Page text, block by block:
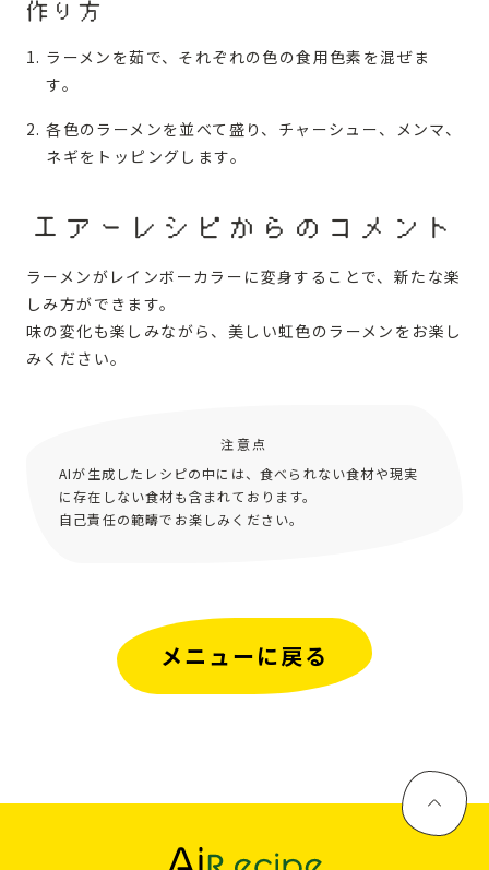
作り方
ラーメンを茹で、それぞれの色の食用色素を混ぜま
す。
各色のラーメンを並べて盛り、チャーシュー、メンマ、
ネギをトッピングします。
エアーレシピからのコメント
ラーメンがレインボーカラーに変身することで、新たな楽
しみ方ができます。
味の変化も楽しみながら、美しい虹色のラーメンをお楽し
みください。
注意点
AIが生成したレシピの中には、食べられない食材や現実
に存在しない食材も含まれております。
自己責任の範疇でお楽しみください。
メニューに戻る